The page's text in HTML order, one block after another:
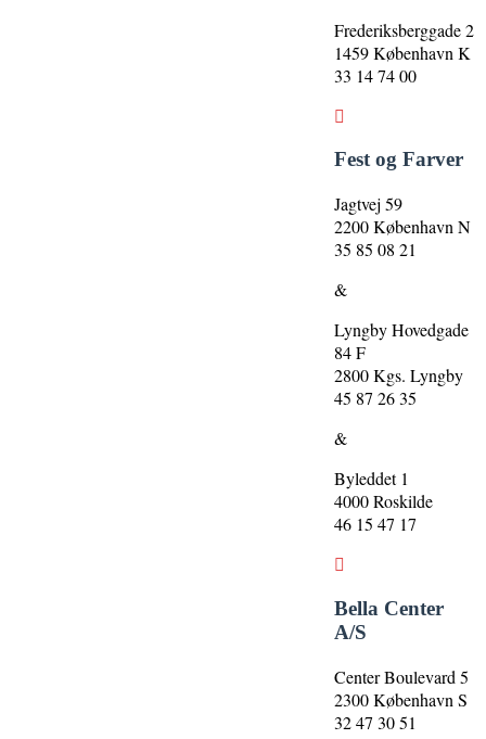
Frederiksberggade 2
1459 København K
33 14 74 00
Fest og Farver
Jagtvej 59
2200 København N
35 85 08 21
&
Lyngby Hovedgade
84 F
2800 Kgs. Lyngby
45 87 26 35
&
Byleddet 1
4000 Roskilde
46 15 47 17
Bella Center
A/S
Center Boulevard 5
2300 København S
32 47 30 51